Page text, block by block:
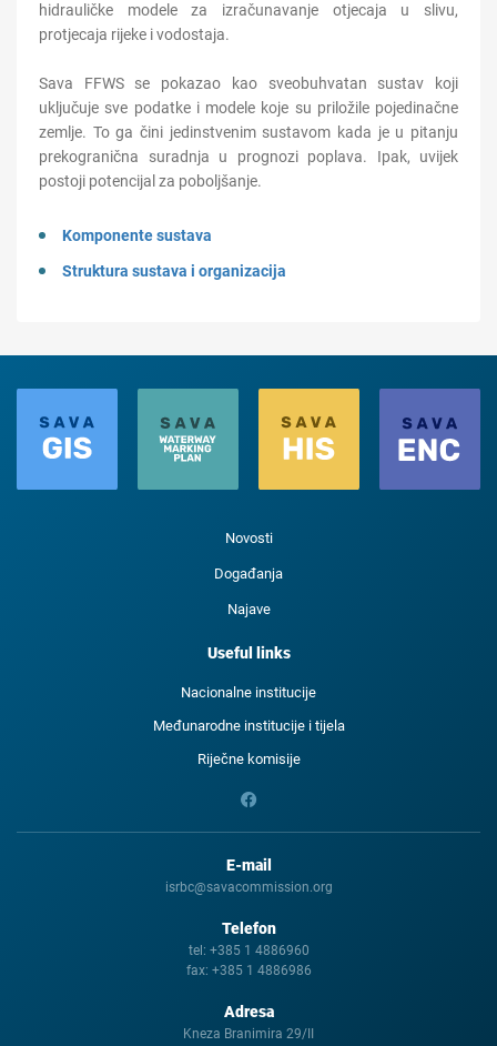
hidrauličke modele za izračunavanje otjecaja u slivu,
protjecaja rijeke i vodostaja.
Sava FFWS se pokazao kao sveobuhvatan sustav koji
uključuje sve podatke i modele koje su priložile pojedinačne
zemlje. To ga čini jedinstvenim sustavom kada je u pitanju
prekogranična suradnja u prognozi poplava. Ipak, uvijek
postoji potencijal za poboljšanje.
Komponente sustava
Struktura sustava i organizacija
Novosti
Događanja
Najave
Useful links
Nacionalne institucije
Međunarodne institucije i tijela
Riječne komisije
E-mail
isrbc@savacommission.org
Telefon
tel: +385 1 4886960
fax: +385 1 4886986
Adresa
Kneza Branimira 29/II